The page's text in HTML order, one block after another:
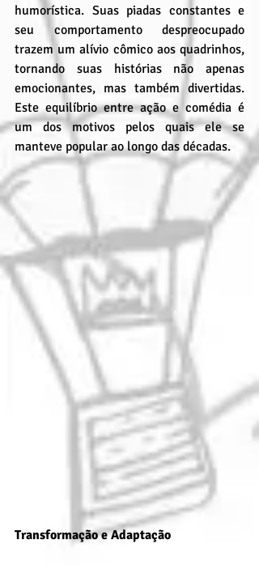
humorística. Suas piadas constantes e
seu comportamento despreocupado
trazem um alívio cômico aos quadrinhos,
tornando suas histórias não apenas
emocionantes, mas também divertidas.
Este equilíbrio entre ação e comédia é
um dos motivos pelos quais ele se
manteve popular ao longo das décadas.
Transformação e Adaptação